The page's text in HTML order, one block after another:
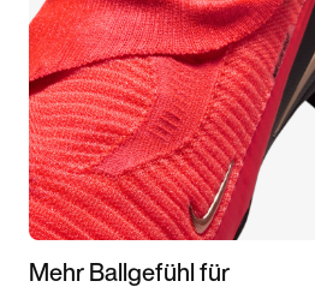
Mehr Ballgefühl für